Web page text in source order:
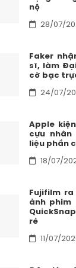
nộ
28/07/
Faker
sĩ, làm
cờ bạc
24/07/
Apple
cựu
liệu phần
18/07/
Fujifilm
ảnh phim
rẻ
11/07/